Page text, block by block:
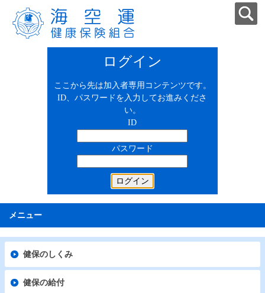
ログイン
ここから先は加入者専用コンテンツです。
ID、パスワードを入力してお進みくださ
い。
ID
パスワード
メニュー
健保のしくみ
健保の給付